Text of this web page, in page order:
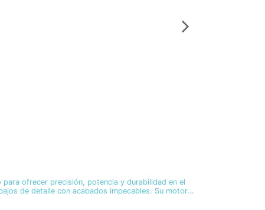
ofrecer precisión, potencia y durabilidad en el
de detalle con acabados impecables. Su motor...